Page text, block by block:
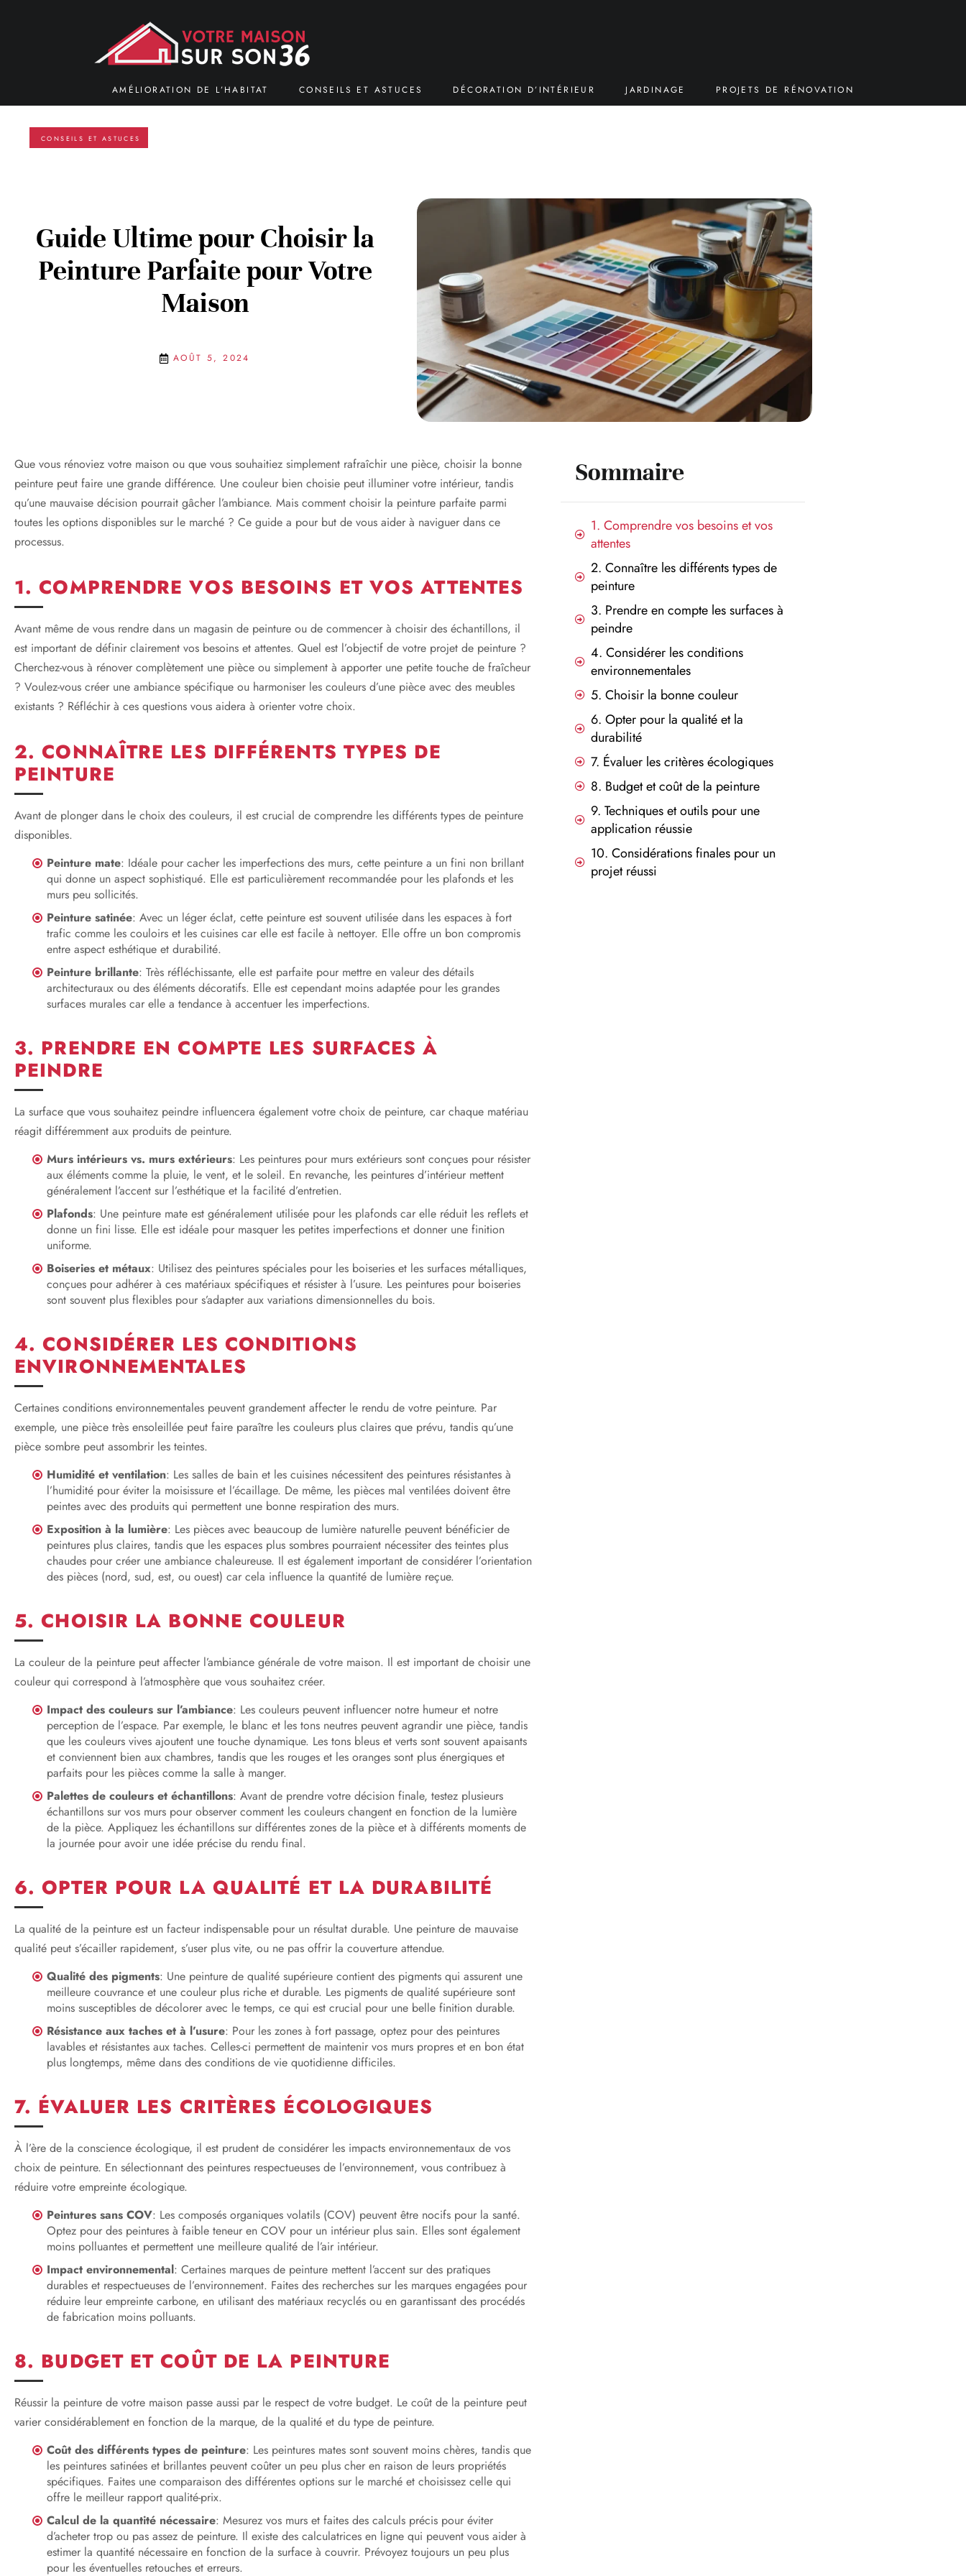
AMÉLIORATION DE L’HABITAT CONSEILS ET ASTUCES DÉCORATION D’INTÉRIEUR JARDINAGE PROJETS DE RÉNOVATION
CONSEILS ET ASTUCES
Guide Ultime pour Choisir la
Peinture Parfaite pour Votre
Maison
AOÛT 5, 2024
Que vous rénoviez votre maison ou que vous souhaitiez simplement rafraîchir une pièce, choisir la bonne
peinture peut faire une grande différence. Une couleur bien choisie peut illuminer votre intérieur, tandis
qu’une mauvaise décision pourrait gâcher l’ambiance. Mais comment choisir la peinture parfaite parmi
toutes les options disponibles sur le marché ? Ce guide a pour but de vous aider à naviguer dans ce
processus.
1. COMPRENDRE VOS BESOINS ET VOS ATTENTES
Avant même de vous rendre dans un magasin de peinture ou de commencer à choisir des échantillons, il
est important de définir clairement vos besoins et attentes. Quel est l’objectif de votre projet de peinture ?
Cherchez-vous à rénover complètement une pièce ou simplement à apporter une petite touche de fraîcheur
? Voulez-vous créer une ambiance spécifique ou harmoniser les couleurs d’une pièce avec des meubles
existants ? Réfléchir à ces questions vous aidera à orienter votre choix.
2. CONNAÎTRE LES DIFFÉRENTS TYPES DE
PEINTURE
Avant de plonger dans le choix des couleurs, il est crucial de comprendre les différents types de peinture
disponibles.
Peinture mate: Idéale pour cacher les imperfections des murs, cette peinture a un fini non brillant
qui donne un aspect sophistiqué. Elle est particulièrement recommandée pour les plafonds et les
murs peu sollicités.
Peinture satinée: Avec un léger éclat, cette peinture est souvent utilisée dans les espaces à fort
trafic comme les couloirs et les cuisines car elle est facile à nettoyer. Elle offre un bon compromis
entre aspect esthétique et durabilité.
Peinture brillante: Très réfléchissante, elle est parfaite pour mettre en valeur des détails
architecturaux ou des éléments décoratifs. Elle est cependant moins adaptée pour les grandes
surfaces murales car elle a tendance à accentuer les imperfections.
3. PRENDRE EN COMPTE LES SURFACES À
PEINDRE
La surface que vous souhaitez peindre influencera également votre choix de peinture, car chaque matériau
réagit différemment aux produits de peinture.
Murs intérieurs vs. murs extérieurs: Les peintures pour murs extérieurs sont conçues pour résister
aux éléments comme la pluie, le vent, et le soleil. En revanche, les peintures d’intérieur mettent
généralement l’accent sur l’esthétique et la facilité d’entretien.
Plafonds: Une peinture mate est généralement utilisée pour les plafonds car elle réduit les reflets et
donne un fini lisse. Elle est idéale pour masquer les petites imperfections et donner une finition
uniforme.
Boiseries et métaux: Utilisez des peintures spéciales pour les boiseries et les surfaces métalliques,
conçues pour adhérer à ces matériaux spécifiques et résister à l’usure. Les peintures pour boiseries
sont souvent plus flexibles pour s’adapter aux variations dimensionnelles du bois.
4. CONSIDÉRER LES CONDITIONS
ENVIRONNEMENTALES
Certaines conditions environnementales peuvent grandement affecter le rendu de votre peinture. Par
exemple, une pièce très ensoleillée peut faire paraître les couleurs plus claires que prévu, tandis qu’une
pièce sombre peut assombrir les teintes.
Humidité et ventilation: Les salles de bain et les cuisines nécessitent des peintures résistantes à
l’humidité pour éviter la moisissure et l’écaillage. De même, les pièces mal ventilées doivent être
peintes avec des produits qui permettent une bonne respiration des murs.
Exposition à la lumière: Les pièces avec beaucoup de lumière naturelle peuvent bénéficier de
peintures plus claires, tandis que les espaces plus sombres pourraient nécessiter des teintes plus
chaudes pour créer une ambiance chaleureuse. Il est également important de considérer l’orientation
des pièces (nord, sud, est, ou ouest) car cela influence la quantité de lumière reçue.
5. CHOISIR LA BONNE COULEUR
La couleur de la peinture peut affecter l’ambiance générale de votre maison. Il est important de choisir une
couleur qui correspond à l’atmosphère que vous souhaitez créer.
Impact des couleurs sur l’ambiance: Les couleurs peuvent influencer notre humeur et notre
perception de l’espace. Par exemple, le blanc et les tons neutres peuvent agrandir une pièce, tandis
que les couleurs vives ajoutent une touche dynamique. Les tons bleus et verts sont souvent apaisants
et conviennent bien aux chambres, tandis que les rouges et les oranges sont plus énergiques et
parfaits pour les pièces comme la salle à manger.
Palettes de couleurs et échantillons: Avant de prendre votre décision finale, testez plusieurs
échantillons sur vos murs pour observer comment les couleurs changent en fonction de la lumière
de la pièce. Appliquez les échantillons sur différentes zones de la pièce et à différents moments de
la journée pour avoir une idée précise du rendu final.
6. OPTER POUR LA QUALITÉ ET LA DURABILITÉ
La qualité de la peinture est un facteur indispensable pour un résultat durable. Une peinture de mauvaise
qualité peut s’écailler rapidement, s’user plus vite, ou ne pas offrir la couverture attendue.
Qualité des pigments: Une peinture de qualité supérieure contient des pigments qui assurent une
meilleure couvrance et une couleur plus riche et durable. Les pigments de qualité supérieure sont
moins susceptibles de décolorer avec le temps, ce qui est crucial pour une belle finition durable.
Résistance aux taches et à l’usure: Pour les zones à fort passage, optez pour des peintures
lavables et résistantes aux taches. Celles-ci permettent de maintenir vos murs propres et en bon état
plus longtemps, même dans des conditions de vie quotidienne difficiles.
7. ÉVALUER LES CRITÈRES ÉCOLOGIQUES
À l’ère de la conscience écologique, il est prudent de considérer les impacts environnementaux de vos
choix de peinture. En sélectionnant des peintures respectueuses de l’environnement, vous contribuez à
réduire votre empreinte écologique.
Peintures sans COV: Les composés organiques volatils (COV) peuvent être nocifs pour la santé.
Optez pour des peintures à faible teneur en COV pour un intérieur plus sain. Elles sont également
moins polluantes et permettent une meilleure qualité de l’air intérieur.
Impact environnemental: Certaines marques de peinture mettent l’accent sur des pratiques
durables et respectueuses de l’environnement. Faites des recherches sur les marques engagées pour
réduire leur empreinte carbone, en utilisant des matériaux recyclés ou en garantissant des procédés
de fabrication moins polluants.
8. BUDGET ET COÛT DE LA PEINTURE
Réussir la peinture de votre maison passe aussi par le respect de votre budget. Le coût de la peinture peut
varier considérablement en fonction de la marque, de la qualité et du type de peinture.
Coût des différents types de peinture: Les peintures mates sont souvent moins chères, tandis que
les peintures satinées et brillantes peuvent coûter un peu plus cher en raison de leurs propriétés
spécifiques. Faites une comparaison des différentes options sur le marché et choisissez celle qui
offre le meilleur rapport qualité-prix.
Calcul de la quantité nécessaire: Mesurez vos murs et faites des calculs précis pour éviter
d’acheter trop ou pas assez de peinture. Il existe des calculatrices en ligne qui peuvent vous aider à
estimer la quantité nécessaire en fonction de la surface à couvrir. Prévoyez toujours un peu plus
pour les éventuelles retouches et erreurs.
Sommaire
1. Comprendre vos besoins et vos
attentes
2. Connaître les différents types de
peinture
3. Prendre en compte les surfaces à
peindre
4. Considérer les conditions
environnementales
5. Choisir la bonne couleur
6. Opter pour la qualité et la
durabilité
7. Évaluer les critères écologiques
8. Budget et coût de la peinture
9. Techniques et outils pour une
application réussie
10. Considérations finales pour un
projet réussi